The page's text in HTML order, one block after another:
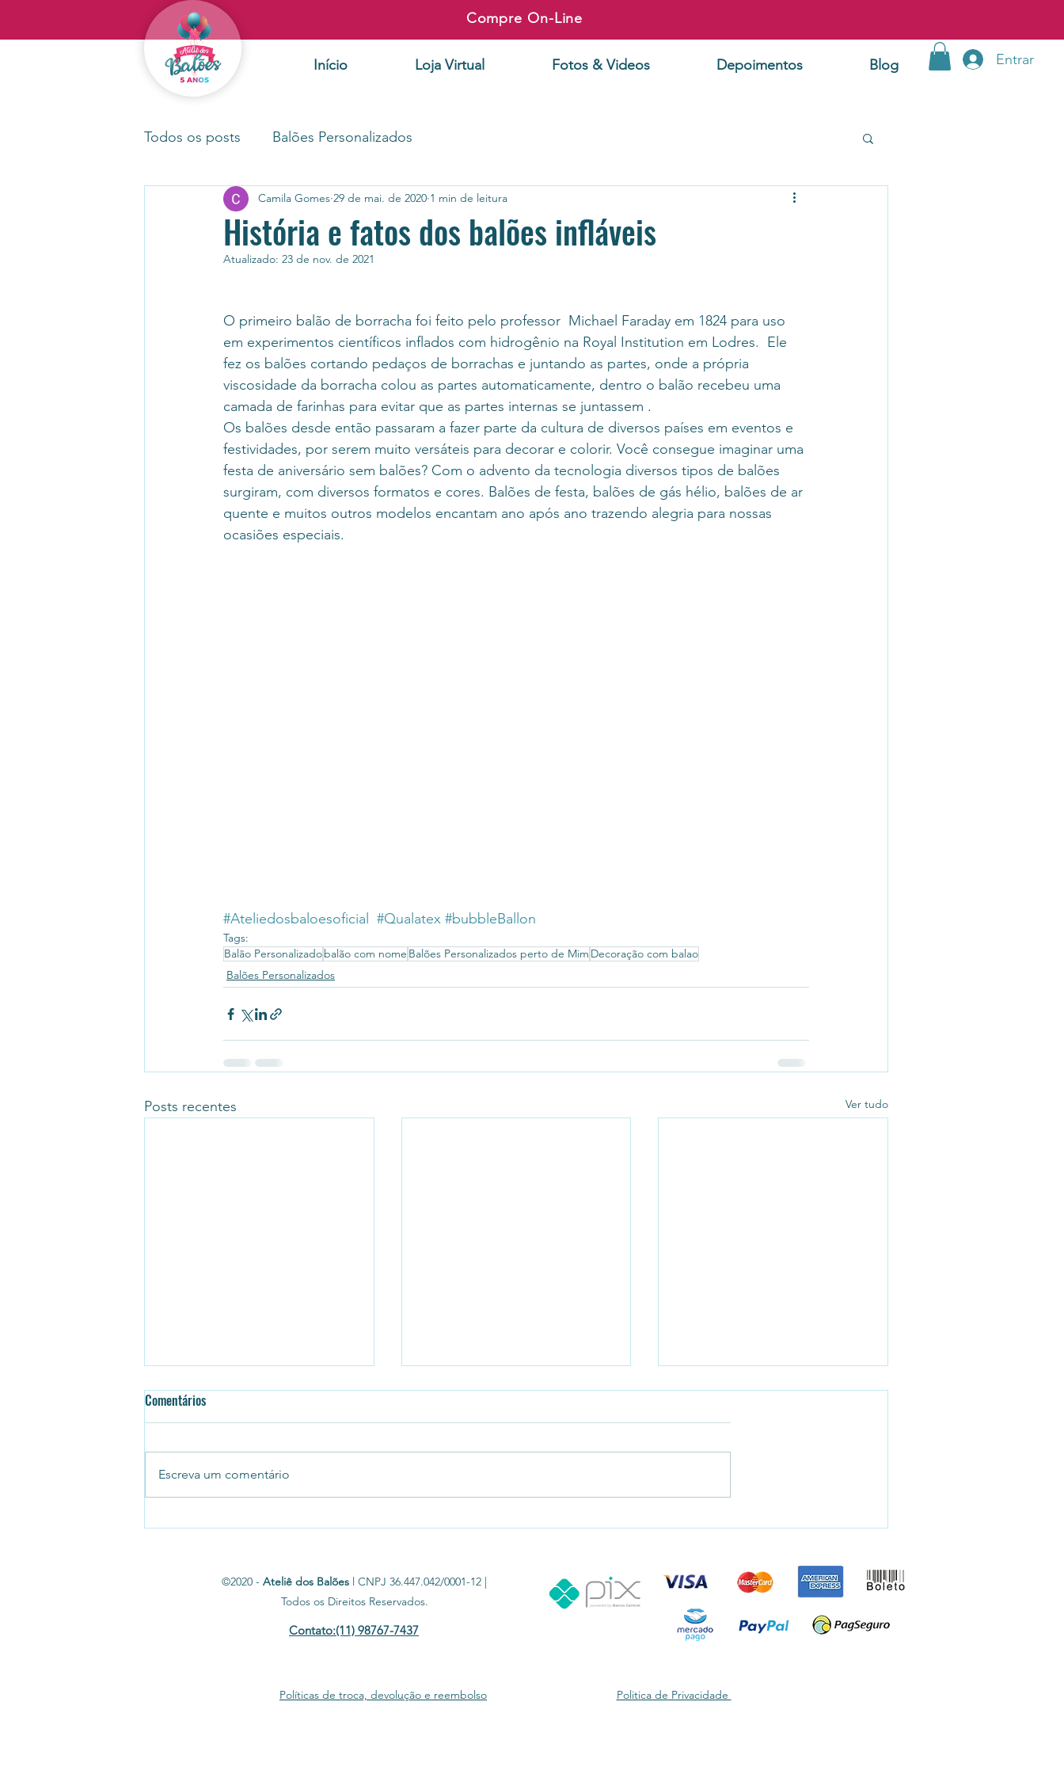
Compre On-Line
Início Loja Virtual Fotos & Videos Depoimentos Blog Entrar
Todos os posts Balões Personalizados
História e fatos dos balões infláveis
Camila Gomes 29 de mai. de 2020 1 min de leitura
Atualizado: 23 de nov. de 2021
O primeiro balão de borracha foi feito pelo professor  Michael Faraday em 1824 para uso
em experimentos científicos inflados com hidrogênio na Royal Institution em Lodres.  Ele
fez os balões cortando pedaços de borrachas e juntando as partes, onde a própria
viscosidade da borracha colou as partes automaticamente, dentro o balão recebeu uma
camada de farinhas para evitar que as partes internas se juntassem .
Os balões desde então passaram a fazer parte da cultura de diversos países em eventos e
festividades, por serem muito versáteis para decorar e colorir. Você consegue imaginar uma
festa de aniversário sem balões? Com o advento da tecnologia diversos tipos de balões
surgiram, com diversos formatos e cores. Balões de festa, balões de gás hélio, balões de ar
quente e muitos outros modelos encantam ano após ano trazendo alegria para nossas
ocasiões especiais.
#Ateliedosbaloesoficial #Qualatex #bubbleBallon
Tags:
Balão Personalizadobalão com nome Balões Personalizados perto de Mim Decoração com balao
Balões Personalizados
Posts recentes Ver tudo
Ateliê dos Balões Personalizados
Max Buquê com Balões
Coleção Balão Box Ateliê dos
Comentários
Escreva um comentário
©2020 - Ateliê dos Balões l CNPJ 36.447.042/0001-12 |
Todos os Direitos Reservados.
Contato:(11) 98767-7437
Políticas de troca, devolução e reembolso Politica de Privacidade